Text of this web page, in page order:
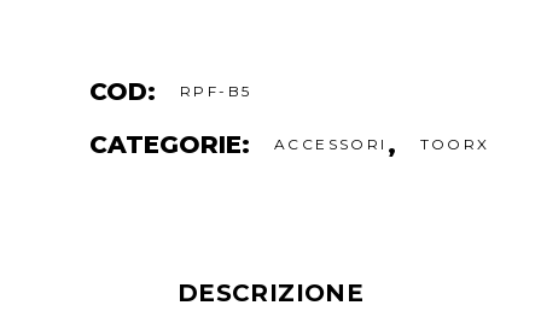
COD: RPF-B5
CATEGORIE: ACCESSORI , TOORX
DESCRIZIONE